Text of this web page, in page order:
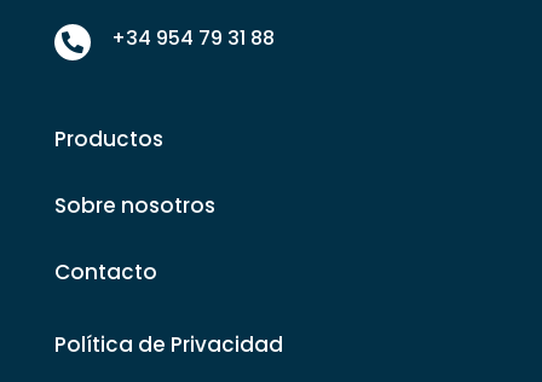
 +34 954 79 31 88
Productos
Sobre nosotros
Contacto
Política de Privacidad